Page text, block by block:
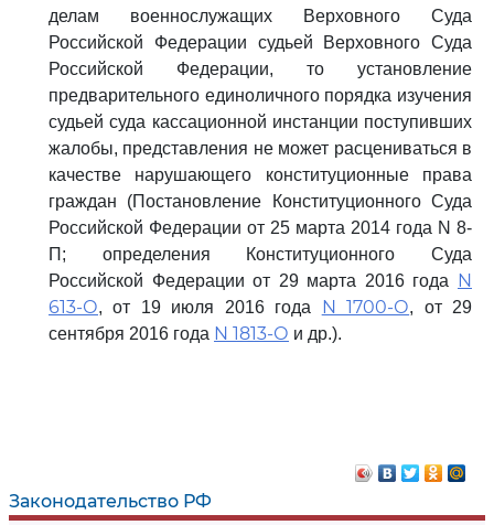
Законодательство РФ
делам военнослужащих Верховного Суда
Российской Федерации судьей Верховного Суда
Российской Федерации, то установление
предварительного единоличного порядка изучения
судьей суда кассационной инстанции поступивших
жалобы, представления не может расцениваться в
качестве нарушающего конституционные права
граждан (Постановление Конституционного Суда
Российской Федерации от 25 марта 2014 года N 8-
П; определения Конституционного Суда
Российской Федерации от 29 марта 2016 года N
613-О, от 19 июля 2016 года N 1700-О, от 29
сентября 2016 года N 1813-О и др.).